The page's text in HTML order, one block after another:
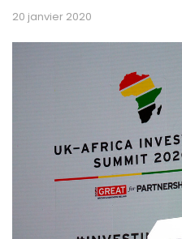
20 janvier 2020